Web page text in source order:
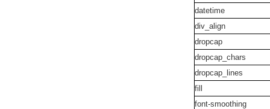
datetime
div_align
dropcap
dropcap_chars
dropcap_lines
fill
font-smoothing